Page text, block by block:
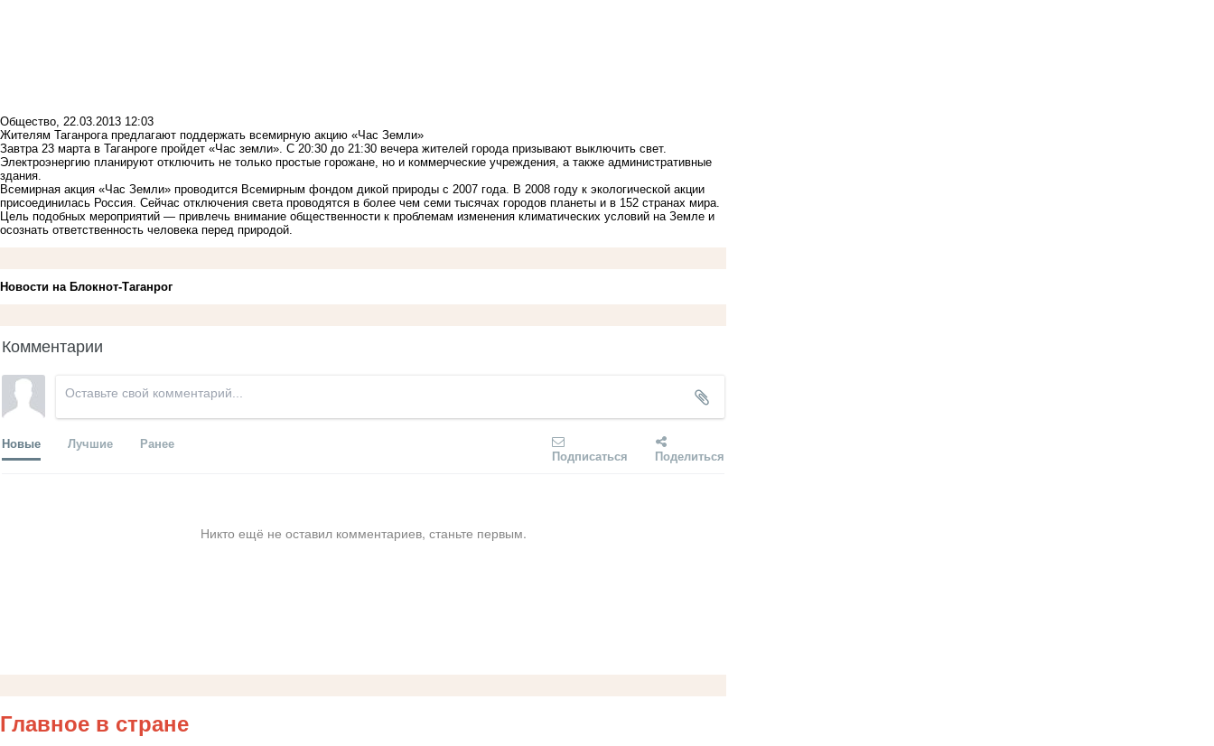
Общество, 22.03.2013 12:03
Жителям Таганрога предлагают поддержать всемирную акцию «Час Земли»
Завтра 23 марта в Таганроге пройдет «Час земли». С 20:30 до 21:30 вечера жителей города призывают выключить свет.
Электроэнергию планируют отключить не только простые горожане, но и коммерческие учреждения, а также административные
здания.
Всемирная акция «Час Земли» проводится Всемирным фондом дикой природы с 2007 года. В 2008 году к экологической акции
присоединилась Россия. Сейчас отключения света проводятся в более чем семи тысячах городов планеты и в 152 странах мира.
Цель подобных мероприятий — привлечь внимание общественности к проблемам изменения климатических условий на Земле и
осознать ответственность человека перед природой.
Новости на Блoкнoт-Таганрог
Комментарии
Новые Лучшие Ранее
Подписаться Поделиться
Никто ещё не оставил комментариев, станьте первым.
Главное в стране